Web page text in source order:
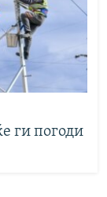
ги погоди